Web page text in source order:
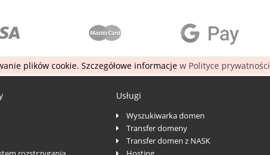
plików cookie. Szczegółowe informacje w Polityce prywatności
Usługi
Wyszukiwarka domen
Transfer domeny
Transfer domen z NASK